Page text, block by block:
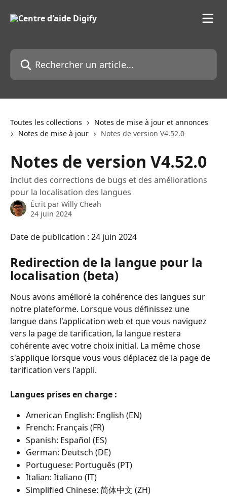
Rechercher un article...
Toutes les collections
Notes de mise à jour et annonces
Notes de mise à jour
Notes de version V4.52.0
Notes de version V4.52.0
Inclut des corrections de bugs et des améliorations
pour la localisation des langues
Écrit par Willy Cheah
24 juin 2024
Date de publication : 24 juin 2024
Redirection de la langue pour la
localisation (beta)
Nous avons amélioré la cohérence des langues sur
notre plateforme. Lorsque vous définissez une
langue dans l'application web et que vous naviguez
vers la page de tarification, la langue restera
cohérente avec votre choix initial. La même chose
s'applique lorsque vous vous déplacez de la page de
tarification vers l'appli.
Langues prises en charge :
American English: English (EN)
French: Français (FR)
Spanish: Español (ES)
German: Deutsch (DE)
Portuguese: Português (PT)
Italian: Italiano (IT)
Simplified Chinese: 简体中文 (ZH)